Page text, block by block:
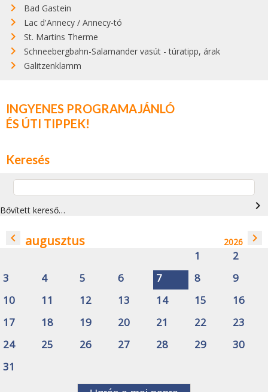
Bad Gastein
Lac d'Annecy / Annecy-tó
St. Martins Therme
Schneebergbahn-Salamander vasút - túratipp, árak
Galitzenklamm
INGYENES PROGRAMAJÁNLÓ
ÉS ÚTI TIPPEK!
Keresés
Bővített kereső… navigate_next
navigate_before augusztus 2026 navigate_next
1
2
3
4 5 6 7 8
9
10
11 12 13 14 15
16
17
18 19 20 21 22
23
24
25 26 27 28 29
30
31